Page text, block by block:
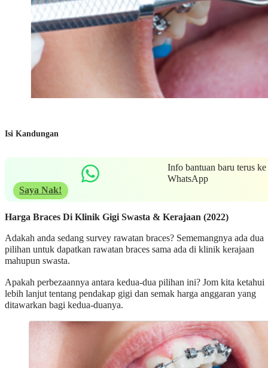
Isi Kandungan
Info bantuan baru terus ke
WhatsApp
Saya Nak!
Harga Braces Di Klinik Gigi Swasta & Kerajaan (2022)
Adakah anda sedang survey rawatan braces? Sememangnya ada dua
pilihan untuk dapatkan rawatan braces sama ada di klinik kerajaan
mahupun swasta.
Apakah perbezaannya antara kedua-dua pilihan ini? Jom kita ketahui
lebih lanjut tentang pendakap gigi dan semak harga anggaran yang
ditawarkan bagi kedua-duanya.